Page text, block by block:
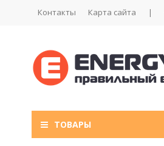
Контакты Карта сайта |
ТОВАРЫ